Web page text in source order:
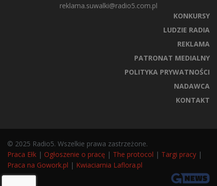
reklama.suwalki@radio5.com.pl
KONKURSY
LUDZIE RADIA
REKLAMA
PATRONAT MEDIALNY
POLITYKA PRYWATNOŚCI
NADAWCA
KONTAKT
© 2025 Radio5. Wszelkie prawa zastrzeżone.
Praca Ełk | Ogłoszenie o pracę | The protocol | Targi pracy |
Praca na Gowork.pl | Kwiaciarnia Laflora.pl